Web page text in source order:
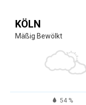
KÖLN
Mäßig Bewölkt
54 %